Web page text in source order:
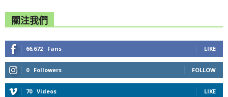
關注我們
66,672 Fans LIKE
0 Followers FOLLOW
70 Videos LIKE